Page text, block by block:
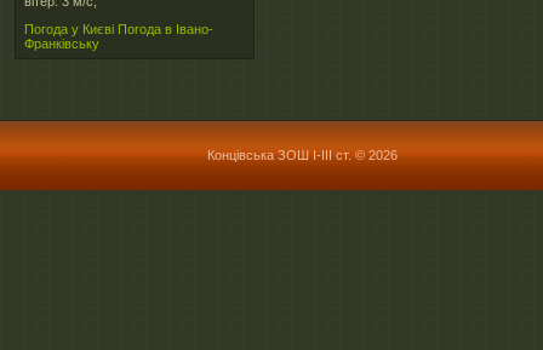
Погода у Києві Погода в Івано-
Франківську
Концівська ЗОШ І-ІІІ ст. © 2026